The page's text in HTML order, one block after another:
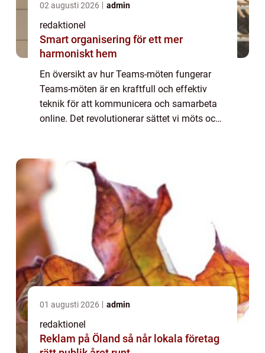
02 augusti 2026 admin
redaktionel
Smart organisering för ett mer
harmoniskt hem
En översikt av hur Teams-möten fungerar
Teams-möten är en kraftfull och effektiv
teknik för att kommunicera och samarbeta
online. Det revolutionerar sättet vi möts och
01 augusti 2026 admin
redaktionel
Reklam på Öland så når lokala företag